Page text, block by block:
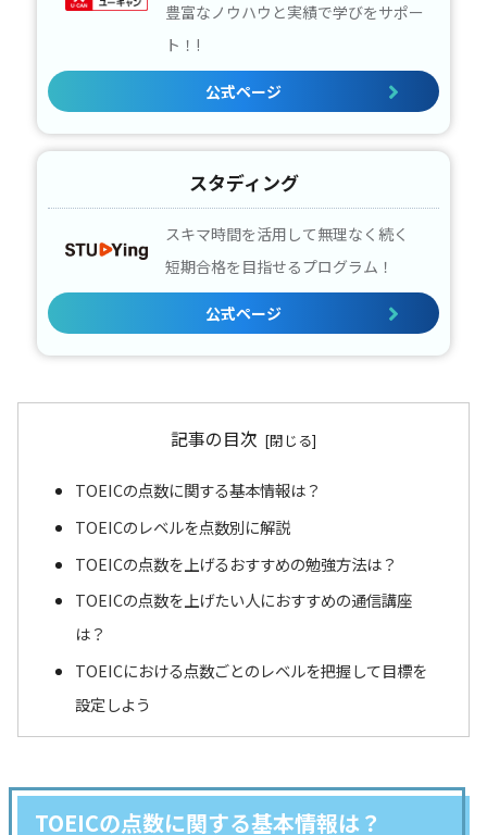
豊富なノウハウと実績で学びをサポー
ト！!
公式ページ
スタディング
スキマ時間を活用して無理なく続く
短期合格を目指せるプログラム！
公式ページ
記事の目次
TOEICの点数に関する基本情報は？
TOEICのレベルを点数別に解説
TOEICの点数を上げるおすすめの勉強方法は？
TOEICの点数を上げたい人におすすめの通信講座
は？
TOEICにおける点数ごとのレベルを把握して目標を
設定しよう
TOEICの点数に関する基本情報は？